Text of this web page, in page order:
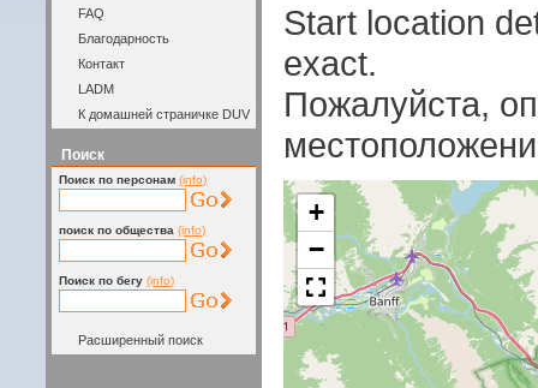
FAQ
Благодарность
Контакт
LADM
К домашней страничке DUV
Поиск
Поиск по персонам (info)
поиск по общества (info)
Поиск по бегу (info)
Расширенный поиск
Start location
exact.
Пожалуйста,
+
−